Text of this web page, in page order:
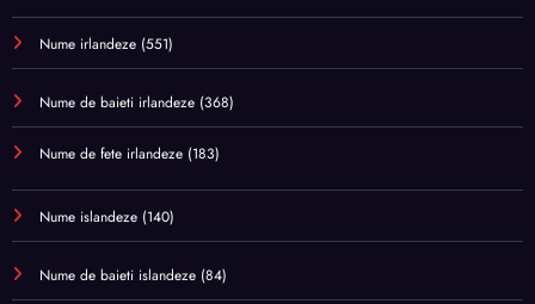
Nume irlandeze (551)
Nume de baieti irlandeze (368)
Nume de fete irlandeze (183)
Nume islandeze (140)
Nume de baieti islandeze (84)